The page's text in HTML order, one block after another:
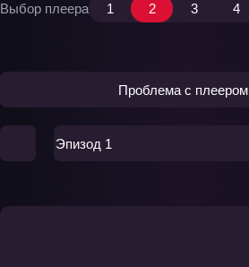
Выбор плеера 1 2 3 4
Проблема с плеером
Эпизод 1